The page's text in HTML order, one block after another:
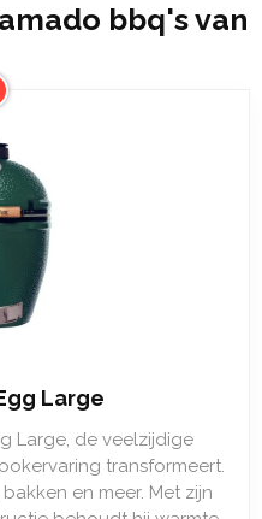
bbq's van
Large
Large, de veelzijdige
transformeert.
en meer. Met zijn